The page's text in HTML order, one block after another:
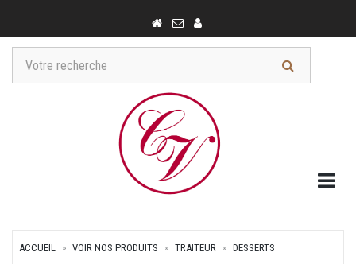
ACCUEIL VOIR NOS PRODUITS TRAITEUR DESSERTS